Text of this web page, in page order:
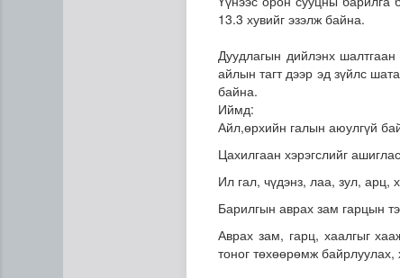
“Дүрслэх урлагийн оюуны
13.3 хувийг эзэлж байна.
Дуудлагын дийлэнх шалтгаан
айлын тагт дээр эд зүйлс
байна.
Иймд:
Айл,өрхийн галын аюулгүй
Цахилгаан хэрэгслийг
Ил гал, чүдэнз, лаа, зул, арц,
Барилгын аврах зам гарцын
Аврах зам, гарц, хаалгыг
тоног төхөөрөмж байрлуулах,